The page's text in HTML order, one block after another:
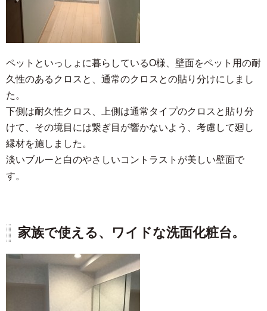
ペットといっしょに暮らしているO様、壁面をペット用の耐
久性のあるクロスと、通常のクロスとの貼り分けにしまし
た。
下側は耐久性クロス、上側は通常タイプのクロスと貼り分
けて、その境目には繋ぎ目が響かないよう、考慮して廻し
縁材を施しました。
淡いブルーと白のやさしいコントラストが美しい壁面で
す。
家族で使える、ワイドな洗面化粧台。